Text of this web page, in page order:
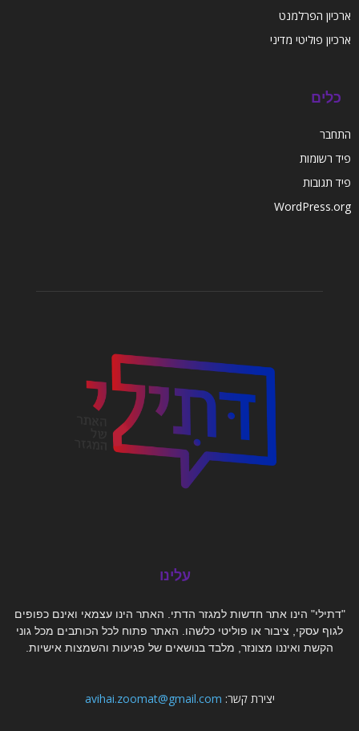
ארכיון הפרלמנט
ארכיון פוליטי מדיני
כלים
התחבר
פיד רשומות
פיד תגובות
WordPress.org
עלינו
"דתילי" הינו אתר חדשות למגזר הדתי. האתר הינו עצמאי ואינם כפופים
לגוף עסקי, ציבור או פוליטי כלשהו. האתר פתוח לכל הכותבים מכל גוני
הקשת ואיננו מצונזר, מלבד בנושאים של פגיעות והשמצות אישיות.
יצירת קשר: avihai.zoomat@gmail.com